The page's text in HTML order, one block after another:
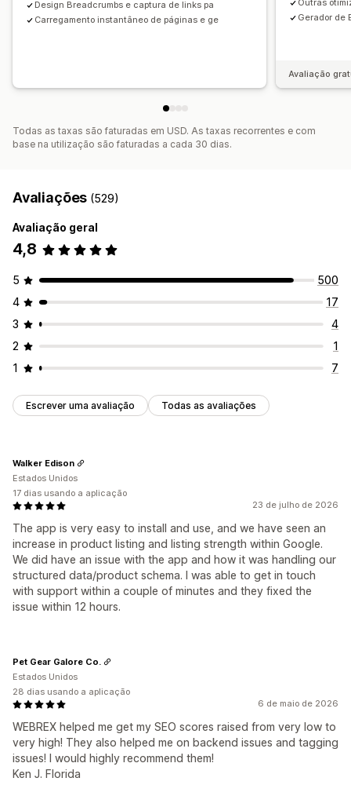
Análise de conteúdo
Tráfego de website
Design Breadcrumbs e captura de links pa
Carregamento instantâneo de páginas e ge
Outras
Gerador de
Avaliação
Todas as taxas são faturadas em USD. As taxas recorrentes e com
base na utilização são faturadas a cada 30 dias.
Avaliações (529)
Avaliação geral
4,8
5
500
4
17
3
4
2
1
1
7
Escrever uma avaliação Todas as avaliações
23 de julho de 2026
The app is very easy to install and use, and we have seen an
increase in product listing and listing strength within Google.
We did have an issue with the app and how it was handling our
structured data/product schema. I was able to get in touch
with support within a couple of minutes and they fixed the
issue within 12 hours.
Walker Edison
Estados Unidos
17 dias usando a aplicação
6 de maio de 2026
WEBREX helped me get my SEO scores raised from very low to
very high! They also helped me on backend issues and tagging
issues! I would highly recommend them!
Ken J. Florida
Pet Gear Galore Co.
Estados Unidos
28 dias usando a aplicação